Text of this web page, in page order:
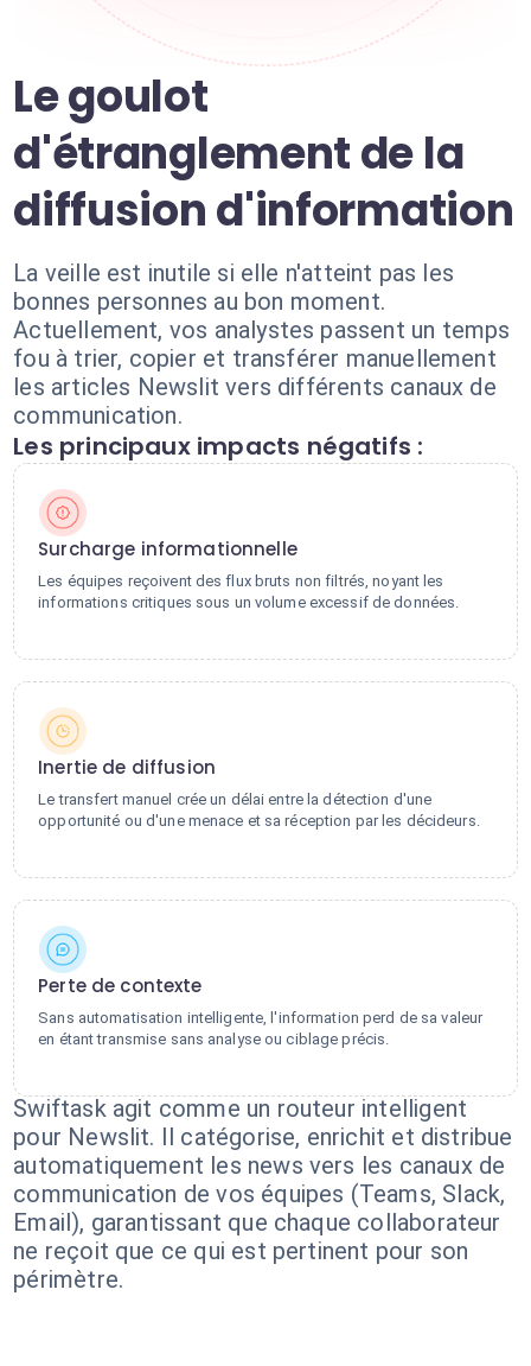
Le goulot
d'étranglement de la
diffusion d'information
La veille est inutile si elle n'atteint pas les
bonnes personnes au bon moment.
Actuellement, vos analystes passent un temps
fou à trier, copier et transférer manuellement
les articles Newslit vers différents canaux de
communication.
Les principaux impacts négatifs :
Surcharge informationnelle
Les équipes reçoivent des flux bruts non filtrés, noyant les
informations critiques sous un volume excessif de données.
Inertie de diffusion
Le transfert manuel crée un délai entre la détection d'une
opportunité ou d'une menace et sa réception par les décideurs.
Perte de contexte
Sans automatisation intelligente, l'information perd de sa valeur
en étant transmise sans analyse ou ciblage précis.
Swiftask agit comme un routeur intelligent
pour Newslit. Il catégorise, enrichit et distribue
automatiquement les news vers les canaux de
communication de vos équipes (Teams, Slack,
Email), garantissant que chaque collaborateur
ne reçoit que ce qui est pertinent pour son
périmètre.